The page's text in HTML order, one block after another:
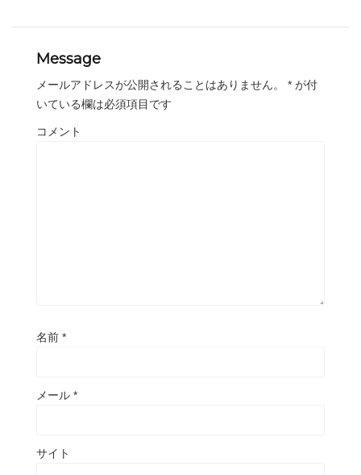
Message
メールアドレスが公開されることはありません。 * が付
いている欄は必須項目です
コメント
名前 *
メール *
サイト